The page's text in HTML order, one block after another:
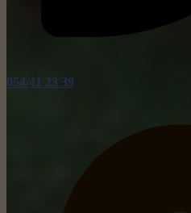
054/41 23 39